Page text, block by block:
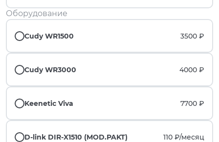
Оборудование
Cudy WR1500 3500 ₽
Cudy WR3000 4000 ₽
Keenetic Viva 7700 ₽
D-link DIR-X1510 (MOD.PAKT) 110 ₽/месяц